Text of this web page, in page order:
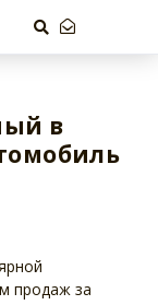
в
продаж за